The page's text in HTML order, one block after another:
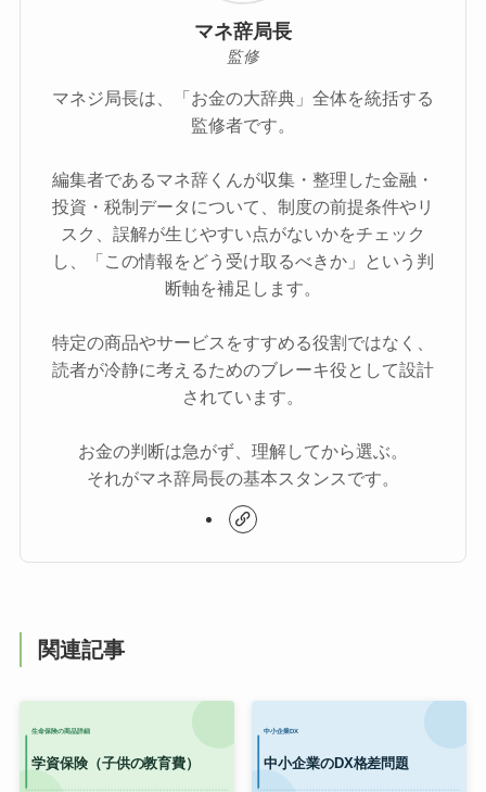
マネ辞局長
監修
マネジ局長は、「お金の大辞典」全体を統括する
監修者です。
編集者であるマネ辞くんが収集・整理した金融・
投資・税制データについて、制度の前提条件やリ
スク、誤解が生じやすい点がないかをチェック
し、「この情報をどう受け取るべきか」という判
断軸を補足します。
特定の商品やサービスをすすめる役割ではなく、
読者が冷静に考えるためのブレーキ役として設計
されています。
お金の判断は急がず、理解してから選ぶ。
それがマネ辞局長の基本スタンスです。
関連記事